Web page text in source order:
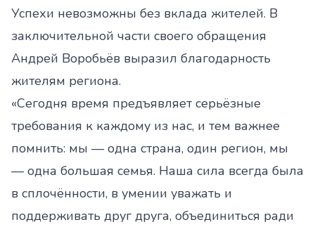
Успехи невозможны без вклада жителей. В
заключительной части своего обращения
Андрей Воробьёв выразил благодарность
жителям региона.
«Сегодня время предъявляет серьёзные
требования к каждому из нас, и тем важнее
помнить: мы — одна страна, один регион, мы
— одна большая семья. Наша сила всегда была
в сплочённости, в умении уважать и
поддерживать друг друга, объединиться ради